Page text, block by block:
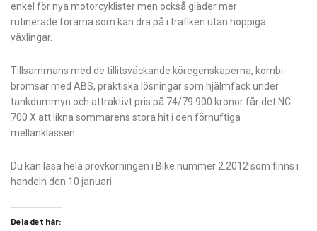
enkel för nya motorcyklister men också gläder mer
rutinerade förarna som kan dra på i trafiken utan hoppiga
växlingar.
Tillsammans med de tillitsväckande köregenskaperna, kombi-
bromsar med ABS, praktiska lösningar som hjälmfack under
tankdummyn och attraktivt pris på 74/79 900 kronor får det NC
700 X att likna sommarens stora hit i den förnuftiga
mellanklassen.
Du kan läsa hela provkörningen i Bike nummer 2.2012 som finns i
handeln den 10 januari.
Dela det här: